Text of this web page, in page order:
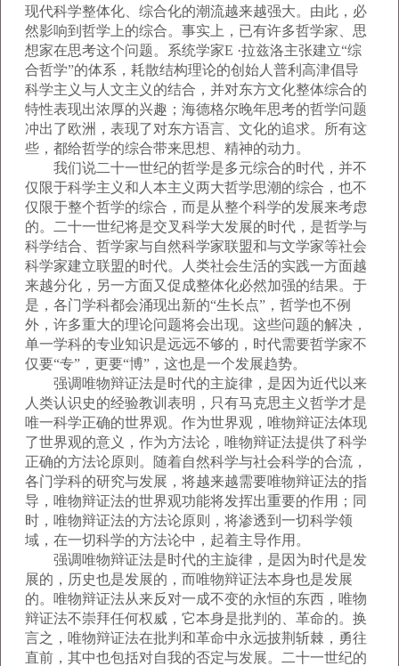
现代科学整体化、综合化的潮流越来越强大。由此，必
然影响到哲学上的综合。事实上，已有许多哲学家、思
想家在思考这个问题。系统学家E ·拉兹洛主张建立“综
合哲学”的体系，耗散结构理论的创始人普利高津倡导
科学主义与人文主义的结合，并对东方文化整体综合的
特性表现出浓厚的兴趣；海德格尔晚年思考的哲学问题
冲出了欧洲，表现了对东方语言、文化的追求。所有这
些，都给哲学的综合带来思想、精神的动力。
我们说二十一世纪的哲学是多元综合的时代，并不
仅限于科学主义和人本主义两大哲学思潮的综合，也不
仅限于整个哲学的综合，而是从整个科学的发展来考虑
的。二十一世纪将是交叉科学大发展的时代，是哲学与
科学结合、哲学家与自然科学家联盟和与文学家等社会
科学家建立联盟的时代。人类社会生活的实践一方面越
来越分化，另一方面又促成整体化必然加强的结果。于
是，各门学科都会涌现出新的“生长点”，哲学也不例
外，许多重大的理论问题将会出现。这些问题的解决，
单一学科的专业知识是远远不够的，时代需要哲学家不
仅要“专”，更要“博”，这也是一个发展趋势。
强调唯物辩证法是时代的主旋律，是因为近代以来
人类认识史的经验教训表明，只有马克思主义哲学才是
唯一科学正确的世界观。作为世界观，唯物辩证法体现
了世界观的意义，作为方法论，唯物辩证法提供了科学
正确的方法论原则。随着自然科学与社会科学的合流，
各门学科的研究与发展，将越来越需要唯物辩证法的指
导，唯物辩证法的世界观功能将发挥出重要的作用；同
时，唯物辩证法的方法论原则，将渗透到一切科学领
域，在一切科学的方法论中，起着主导作用。
强调唯物辩证法是时代的主旋律，是因为时代是发
展的，历史也是发展的，而唯物辩证法本身也是发展
的。唯物辩证法从来反对一成不变的永恒的东西，唯物
辩证法不崇拜任何权威，它本身是批判的、革命的。换
言之，唯物辩证法在批判和革命中永远披荆斩棘，勇往
直前，其中也包括对自我的否定与发展。二十一世纪的